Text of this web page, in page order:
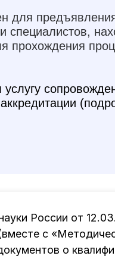
для
специалистов,
прохождения
России от
с
о